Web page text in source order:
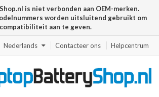
is niet verbonden aan OEM-merken.
worden uitsluitend gebruikt om
compatibiliteit aan te geven.
Nederlands Contacteer ons Helpcentrum